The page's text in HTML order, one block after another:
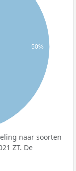
50%
naar soorten
ZT. De